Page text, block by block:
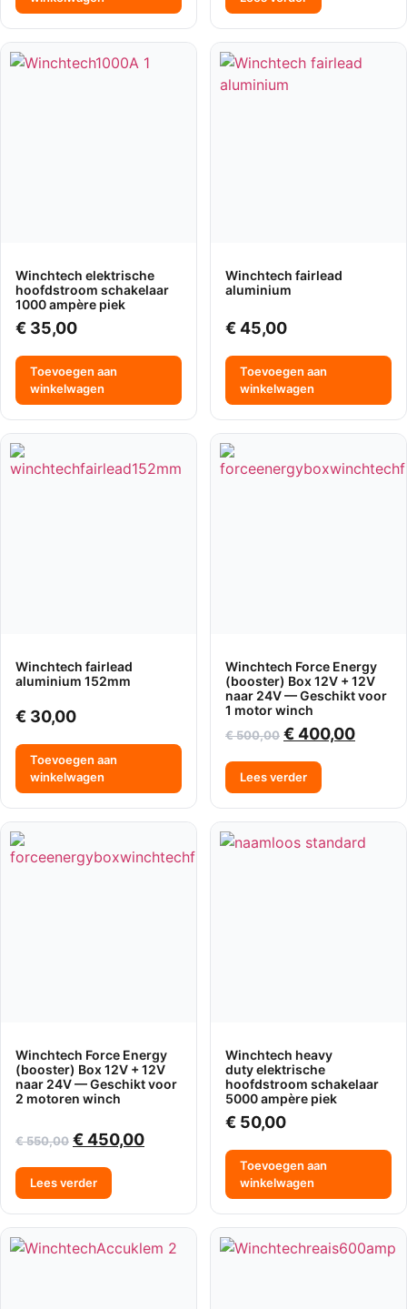
Winchtech elektrische
hoofdstroom schakelaar
1000 ampère piek
€ 35,00
Toevoegen aan
winkelwagen
Winchtech fairlead
aluminium
€45,00
Toevoegen aan
winkelwagen
Winchtech fairlead
aluminium 152mm
€ 30,00
Toevoegen aan
winkelwagen
Winchtech Force Energy
(booster) Box 12V + 12V
naar 24V — Geschikt voor
1 motor winch
€500,00 €400,00
Lees verder
Winchtech Force Energy
(booster) Box 12V + 12V
naar 24V — Geschikt voor
2 motoren winch
€550,00 €450,00
Lees verder
Winchtech heavy
duty elektrische
hoofdstroom schakelaar
5000 ampère piek
€ 50,00
Toevoegen aan
winkelwagen